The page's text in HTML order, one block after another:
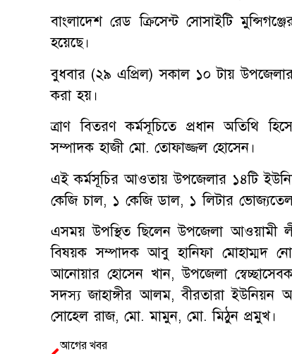
বাংলাদেশ রেড ক্রিসেন্ট সোসাইটি
হয়েছে।
বুধবার (২৯ এপ্রিল) সকাল ১০ টায়
করা হয়।
ত্রাণ বিতরণ কর্মসূচিতে প্রধান অতিথি
সম্পাদক হাজী মো. তোফাজ্জল হোসেন।
এই কর্মসূচির আওতায় উপজেলার ১৪টি
কেজি চাল, ১ কেজি ডাল, ১ লিটার
এসময় উপস্থিত ছিলেন উপজেলা আওয়ামী
বিষয়ক সম্পাদক আবু হানিফা মোহাম্মদ
আনোয়ার হোসেন খান, উপজেলা
সদস্য জাহাঙ্গীর আলম, বীরতারা ইউনিয়ন
সোহেল রাজ, মো. মামুন, মো. মিঠুন প্রমুখ।
আগের খবর